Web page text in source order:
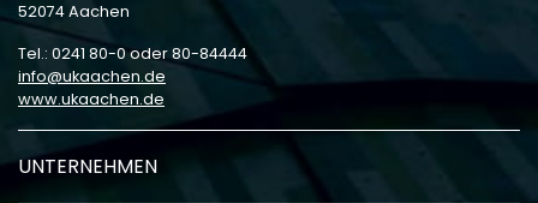
52074 Aachen
Tel.: 0241 80-0 oder 80-84444
info
ukaachen de
www.ukaachen.de
UNTERNEHMEN